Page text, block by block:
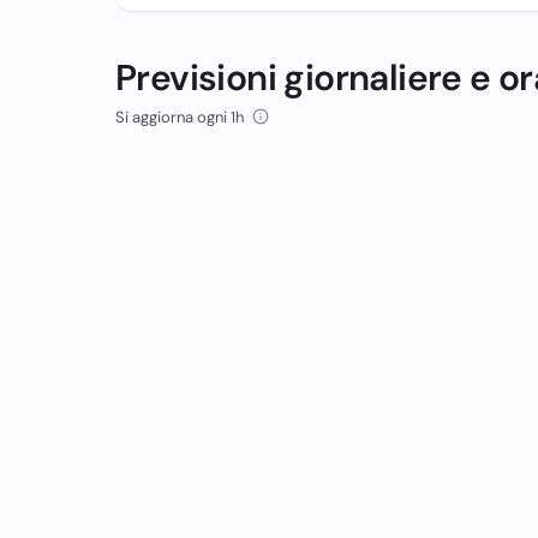
Previsioni giornaliere e
Si aggiorna ogni 1h